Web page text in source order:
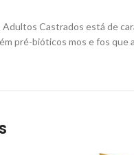
Castrados está de
pré-bióticos mos e fos